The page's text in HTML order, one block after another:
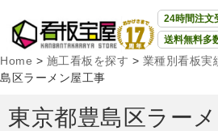
24時間注文
送料無料多
Home > 施工看板を探す > 業種別看板実
島区ラーメン屋工事
東京都豊島区ラー